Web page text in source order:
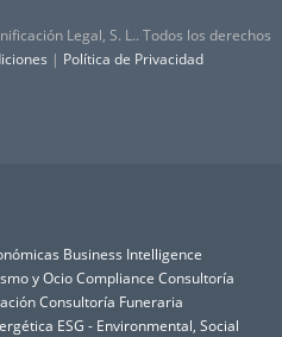
Legal, S. L.. Todos los derechos
| Política de Privacidad
Business Intelligence
y OcioCompliance Consultoría
Consultoría Funeraria
ESG - Environmental, Social